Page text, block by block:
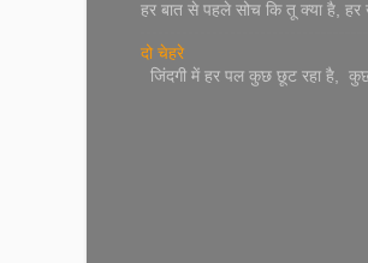
हर बात से पहले सोच कि तू क्या है,
दो चेहरे
जिंदगी में हर पल कुछ छूट रहा है, कुछ